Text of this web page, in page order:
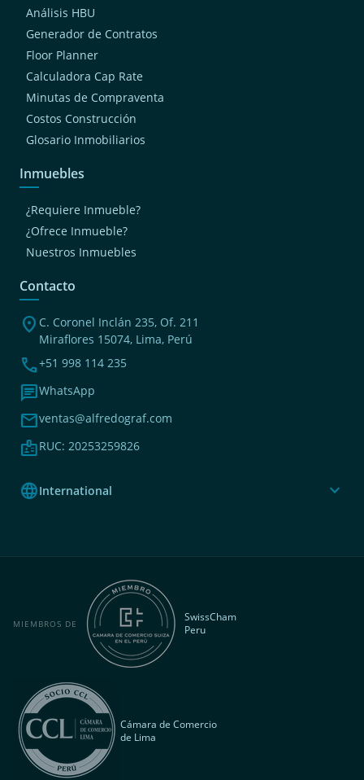
Análisis HBU
Generador de Contratos
Floor Planner
Calculadora Cap Rate
Minutas de Compraventa
Costos Construcción
Glosario Inmobiliarios
Inmuebles
¿Requiere Inmueble?
¿Ofrece Inmueble?
Nuestros Inmuebles
Contacto
location_on C. Coronel Inclán 235, Of. 211
Miraflores 15074, Lima, Perú
phone+51 998 114 235
chatWhatsApp
mailventas@alfredograf.com
badgeRUC: 20253259826
languageInternational expand_more
MIEMBROS DE
SwissCham
Peru
Cámara de Comercio
de Lima